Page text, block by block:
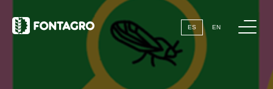
webstories
ES EN